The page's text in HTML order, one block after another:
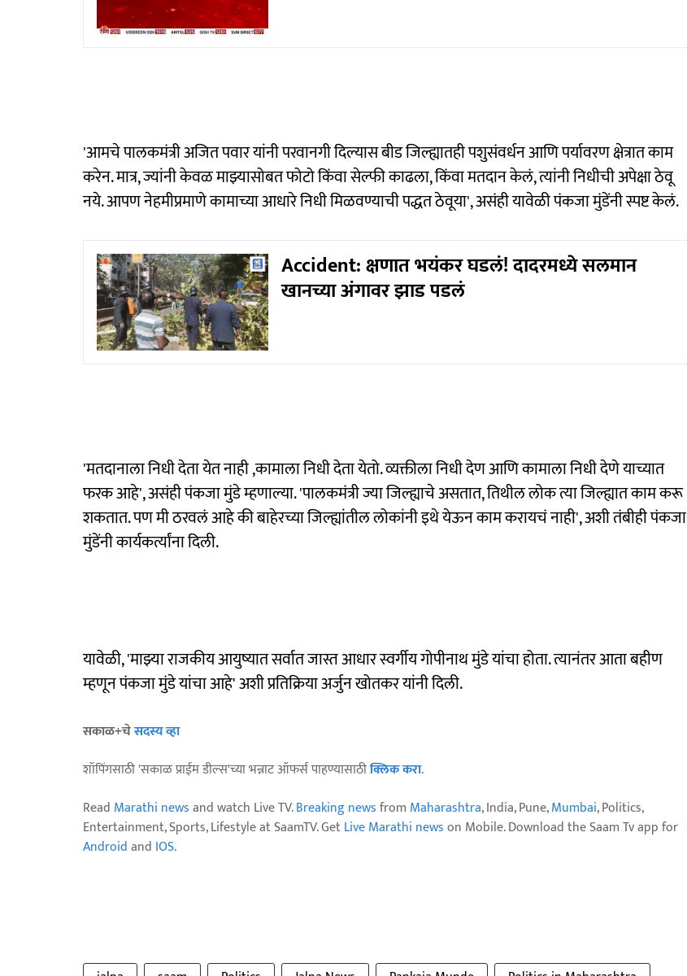
'आमचे पालकमंत्री अजित पवार यांनी परवानगी दिल्यास बीड जिल्ह्यातही पशुसंवर्धन आणि पर्यावरण क्षेत्रात काम
करेन. मात्र, ज्यांनी केवळ माझ्यासोबत फोटो किंवा सेल्फी काढला, किंवा मतदान केलं, त्यांनी निधीची अपेक्षा ठेवू
नये. आपण नेहमीप्रमाणे कामाच्या आधारे निधी मिळवण्याची पद्धत ठेवूया', असंही यावेळी पंकजा मुंडेंनी स्पष्ट केलं.
Accident: क्षणात भयंकर घडलं! दादरमध्ये सलमान
खानच्या अंगावर झाड पडलं
'मतदानाला निधी देता येत नाही ,कामाला निधी देता येतो. व्यक्तीला निधी देण आणि कामाला निधी देणे याच्यात
फरक आहे', असंही पंकजा मुंडे म्हणाल्या. 'पालकमंत्री ज्या जिल्ह्याचे असतात, तिथील लोक त्या जिल्ह्यात काम करू
शकतात. पण मी ठरवलं आहे की बाहेरच्या जिल्ह्यांतील लोकांनी इथे येऊन काम करायचं नाही', अशी तंबीही पंकजा
मुंडेंनी कार्यकर्त्यांना दिली.
यावेळी, 'माझ्या राजकीय आयुष्यात सर्वात जास्त आधार स्वर्गीय गोपीनाथ मुंडे यांचा होता. त्यानंतर आता बहीण
म्हणून पंकजा मुंडे यांचा आहे' अशी प्रतिक्रिया अर्जुन खोतकर यांनी दिली.
सकाळ+चेसदस्य व्हा
शॉपिंगसाठी 'सकाळ प्राईम डील्स'च्या भन्नाट ऑफर्स पाहण्यासाठीक्लिक करा.
Read Marathi newsand watch Live TV.Breaking newsfrom Maharashtra, India, Pune,Mumbai, Politics,
Entertainment, Sports, Lifestyle at SaamTV. GetLive Marathi newson Mobile. Download the Saam Tv app for
Androidand IOS.